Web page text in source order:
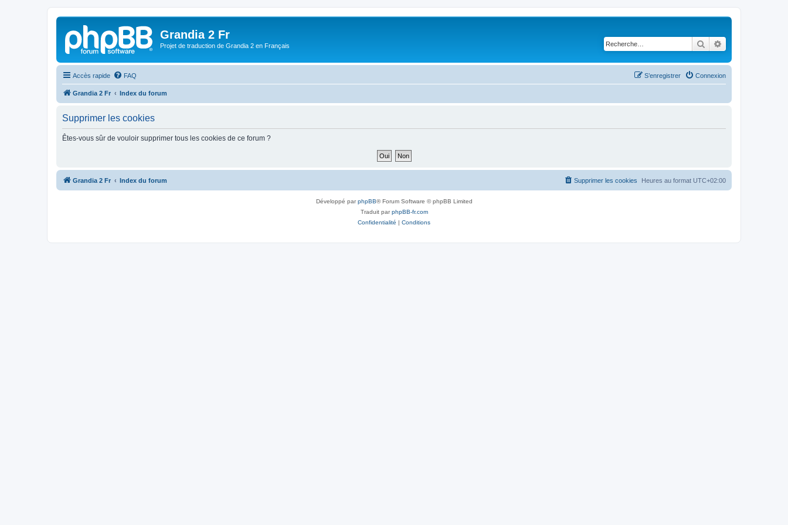
Grandia 2 Fr
Projet de traduction de Grandia 2 en Français Rechercher
Accès rapide FAQ Connexion
S’enregistrer
Grandia 2 Fr Index du forum
Supprimer les cookies
Êtes-vous sûr de vouloir supprimer tous les cookies de ce forum ?
Grandia 2 Fr Index du forum Heures au format UTC+02:00
Supprimer les cookies
Développé parphpBB® Forum Software © phpBB Limited
Traduit parphpBB-fr.com
Confidentialité | Conditions